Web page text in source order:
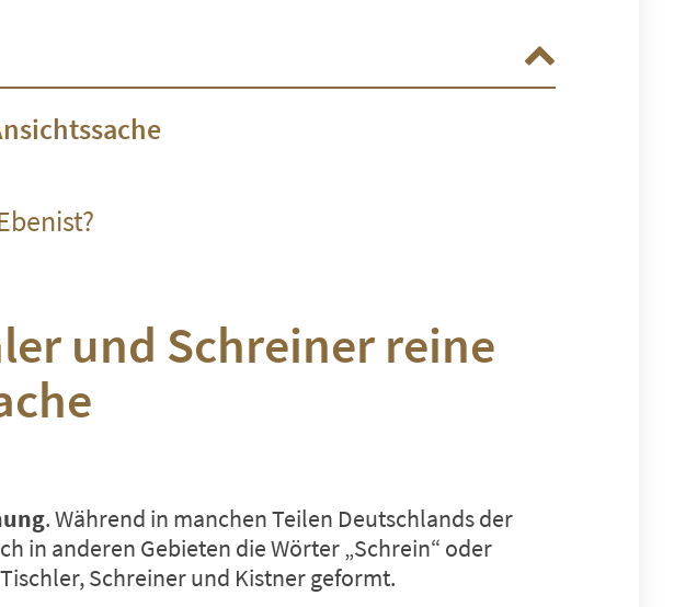
und Schreiner reine
. Während in manchen Teilen Deutschlands der
in anderen Gebieten die Wörter „Schrein“ oder
Schreiner und Kistner geformt.